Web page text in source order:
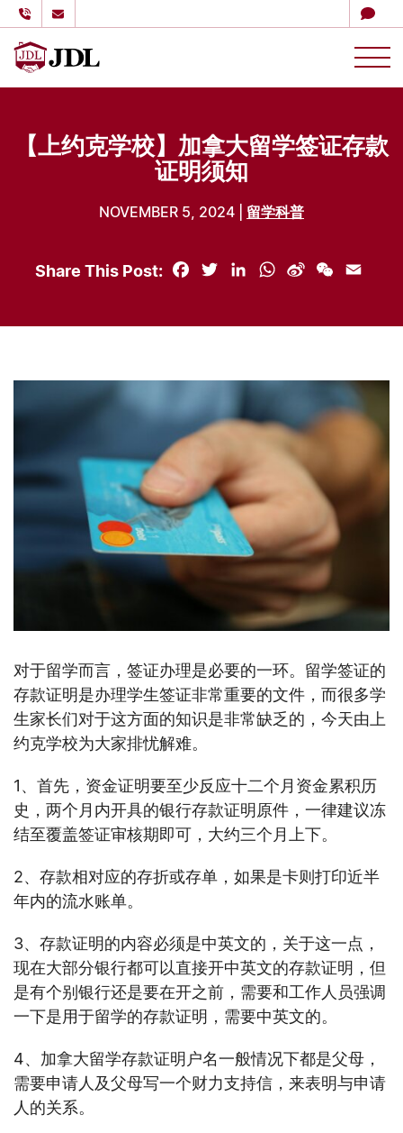
多伦多嘉德教育
【上约克学校】加拿大留学签证存款
证明须知
NOVEMBER 5, 2024 | 留学科普
Share This Post: Facebook
TwitterLinkedInWhatsApp
Sina
WeChat
对于留学而言，签证办理是必要的一环。留学签证的
存款证明是办理学生签证非常重要的文件，而很多学
生家长们对于这方面的知识是非常缺乏的，今天由上
约克学校为大家排忧解难。
1、首先，资金证明要至少反应十二个月资金累积历
史，两个月内开具的银行存款证明原件，一律建议冻
结至覆盖签证审核期即可，大约三个月上下。
2、存款相对应的存折或存单，如果是卡则打印近半
年内的流水账单。
3、存款证明的内容必须是中英文的，关于这一点，
现在大部分银行都可以直接开中英文的存款证明，但
是有个别银行还是要在开之前，需要和工作人员强调
一下是用于留学的存款证明，需要中英文的。
4、加拿大留学存款证明户名一般情况下都是父母，
需要申请人及父母写一个财力支持信，来表明与申请
人的关系。